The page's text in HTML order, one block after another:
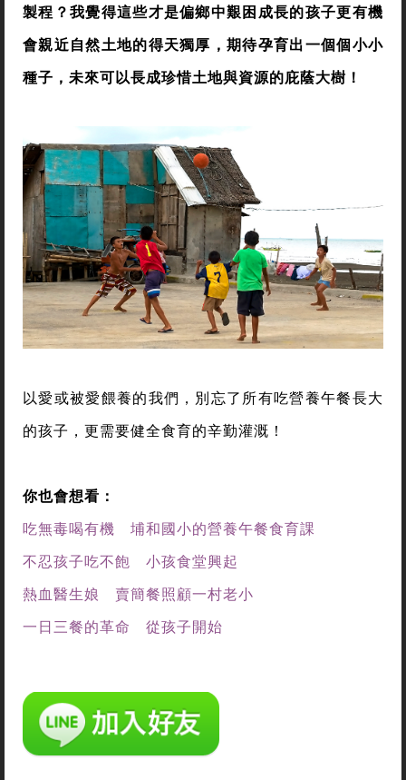
製程？我覺得這些才是偏鄉中艱困成長的孩子更有機
會親近自然土地的得天獨厚，期待孕育出一個個小小
種子，未來可以長成珍惜土地與資源的庇蔭大樹！
以愛或被愛餵養的我們，別忘了所有吃營養午餐長大
的孩子，更需要健全食育的辛勤灌溉！
你也會想看：
吃無毒喝有機 埔和國小的營養午餐食育課
不忍孩子吃不飽 小孩食堂興起
熱血醫生娘 賣簡餐照顧一村老小
一日三餐的革命 從孩子開始